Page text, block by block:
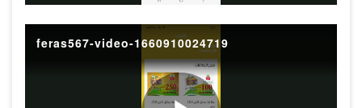
l
feras567-video-1660910024719